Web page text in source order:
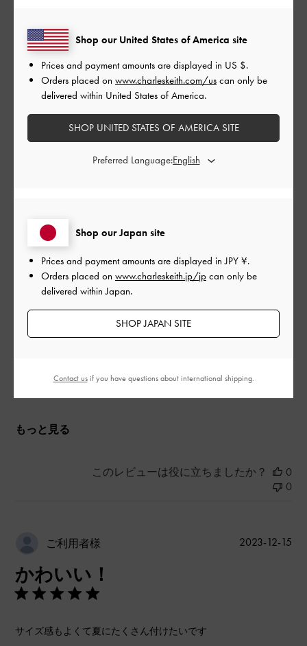
フィルター
So fashionable and sexy
サイズ: その他（シューズ以外） |カラー: ブラック系
もっと見る
日本語に翻訳する
このレビューは役に立ちましたか？
0
0
ご利用者様
かわいい！
サイズ感もよくて夏にたくさん付けたいです
公
2023-12-15
Shop our Japan site
Prices and payment amounts are displayed inJPY ¥.
Orders placed on www.charleskeith.jp/jp can only be
delivered within Japan.
SHOP JAPAN SITE
Shop our United States of America site
Prices and payment amounts are displayed in US $.
Orders placed on www.charleskeith.com/us can only be
delivered within United States of America.
SHOP UNITED STATES OF AMERICA SITE
Preferred Language:
Contact usif you have questions about international shipping.